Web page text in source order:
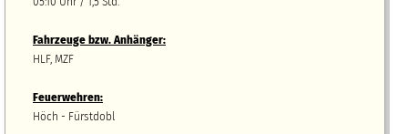
Fahrzeuge bzw.Anhänger:
HLF, MZF
Feuerwehren:
Höch - Fürstdobl